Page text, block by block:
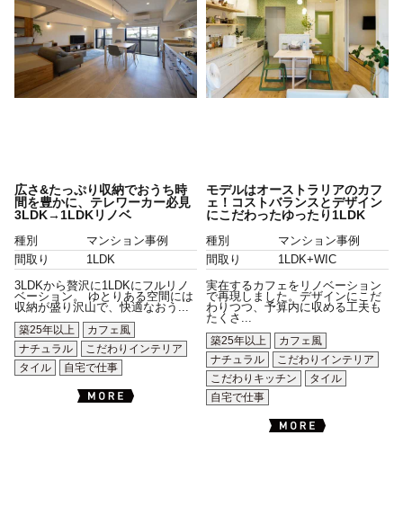
広さ&たっぷり収納でおうち時
間を豊かに、テレワーカー必見
3LDK→1LDKリノベ
種別
マンション事例
間取り
1LDK
3LDKから贅沢に1LDKにフルリノ
ベーション。 ゆとりある空間には
収納が盛り沢山で、快適なおう...
築25年以上
カフェ風
ナチュラル
こだわりインテリア
タイル
自宅で仕事
モデルはオーストラリアのカフ
ェ！コストバランスとデザイン
にこだわったゆったり1LDK
種別
マンション事例
間取り
1LDK+WIC
実在するカフェをリノベーション
で再現しました。デザインにこだ
わりつつ、予算内に収める工夫も
たくさ...
築25年以上
カフェ風
ナチュラル
こだわりインテリア
こだわりキッチン
タイル
自宅で仕事